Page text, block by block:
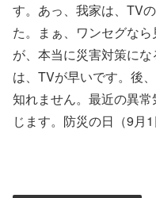
す。あっ、我家は、TV
た。まぁ、ワンセグな
が、本当に災害対策に
は、TVが早いです。後
知れません。最近の異
じます。防災の日（9